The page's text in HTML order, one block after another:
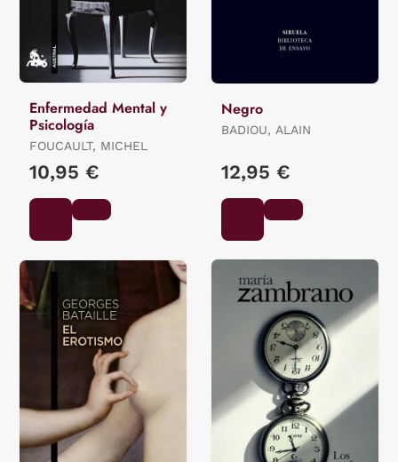
Enfermedad Mental y
Psicología
FOUCAULT, MICHEL
10,95 €
Negro
BADIOU, ALAIN
12,95 €